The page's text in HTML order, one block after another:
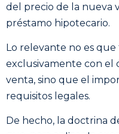
del precio de la nueva
préstamo hipotecario.
Lo relevante no es
exclusivamente con el
venta, sino que el
requisitos legales.
De hecho, la doctrina